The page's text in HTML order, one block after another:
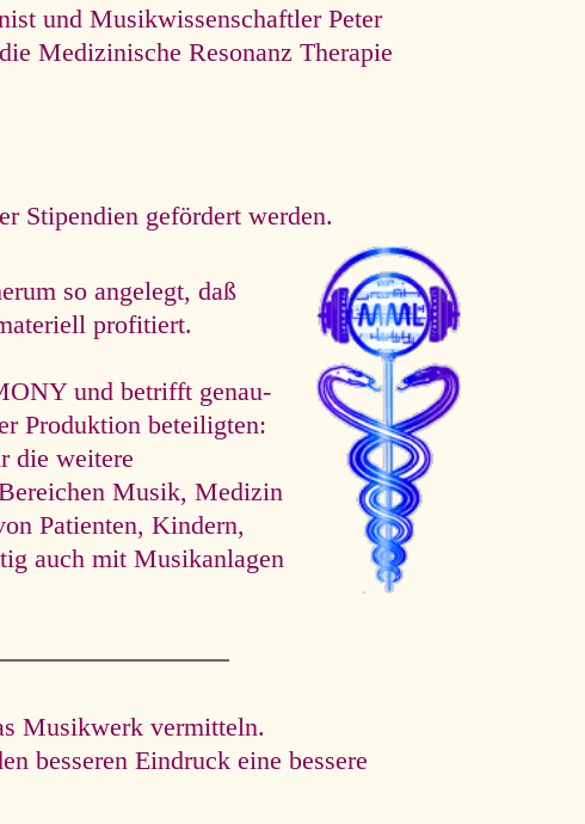
und Musikwissenschaftler Peter
Medizinische Resonanz Therapie
Stipendien gefördert werden.
so angelegt, daß
profitiert.
und betrifft ge­nau­
Produktion beteiligten:
die weitere
Musik, Medizin
Patienten, Kindern,
auch mit Musikanlagen
Musikwerk vermitteln.
besseren Eindruck eine bessere